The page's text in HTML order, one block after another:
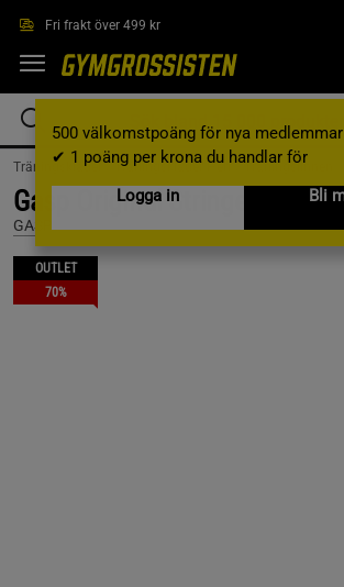
Fri frakt över 499 kr
500 välkomstpoäng för nya medlemmar
✔ 1 poäng per krona du handlar för
Logga in
Bli
Träningskläder / Träningskläder Herr /Träningslinnen
Gasp Original Stringer, Black/
GASP
OUTLET
70%